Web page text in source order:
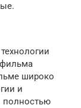
широко
и
полностью